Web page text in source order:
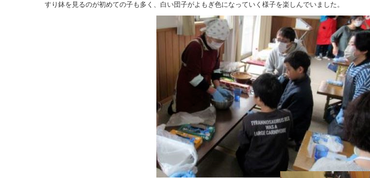
すり鉢を見るのが初めての子も多く、白い団子がよもぎ色になっていく様子を楽しんでいました。